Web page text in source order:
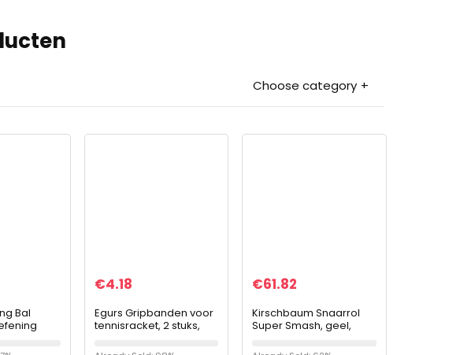
Choose category
Bal
Tennis
€4.18
Egurs Gripbanden voor
tennisracket, 2 stuks,
badmintonracket,
€61.82
Kirschbaum Snaarrol
Super Smash, geel,
0105000212500016